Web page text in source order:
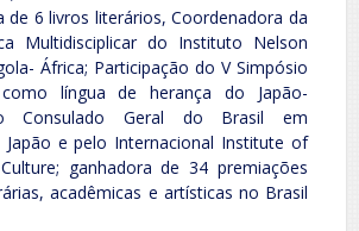
de 6 livros literários, Coordenadora da
Multidisciplicar do Instituto Nelson
África; Participação do V Simpósio
língua de herança do Japão-
Consulado Geral do Brasil em
Japão e pelo Internacional Institute of
ganhadora de 34 premiações
acadêmicas e artísticas no Brasil